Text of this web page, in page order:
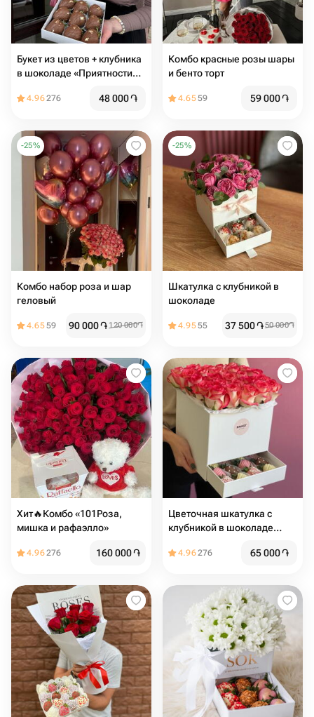
Букет из цветов + клубника
в шоколаде «Приятности
4.96276 48 000֏
Комбо красные розы шары
и бенто торт
4.6559 59 000֏
-25%
Комбо набор роза и шар
геловый
4.6559 90 000֏ 120 000֏
-25%
Шкатулка с клубникой в
шоколаде
4.9555 37 500֏50 000֏
Хит🔥Комбо «101Роза,
мишка и рафаэлло»
4.96276 160 000֏
Цветочная шкатулка с
клубникой в шоколаде
4.96276 65 000֏